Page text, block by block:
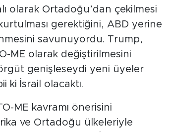
olarak Ortadoğu’dan çekilmesi
gerektiğini, ABD yerine
savunuyordu. Trump,
ME olarak değiştirilmesini
genişleseydi yeni üyeler
ki İsrail olacaktı.
ME kavramı önerisini
ve Ortadoğu ülkeleriyle